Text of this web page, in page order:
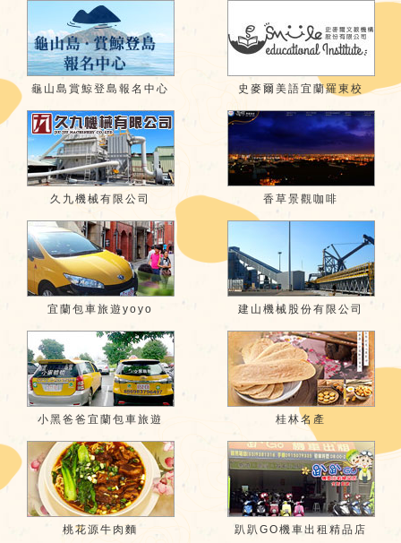
龜山島賞鯨登島報名中心 史麥爾美語宜蘭羅東校
久九機械有限公司 香草景觀咖啡
宜蘭包車旅遊yoyo 建山機械股份有限公司
小黑爸爸宜蘭包車旅遊 桂林名產
桃花源牛肉麵 趴趴GO機車出租精品店